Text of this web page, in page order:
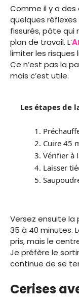
Comme il y a
quelques
fissurés, pâte qui
plan de travail. L’
limiter les risques
Ce n’est pas la
mais c’est utile.
Les étapes de
Cuire 45
Vérifier à
Laisser
Versez ensuite la
35 à 40 minutes.
pris, mais le
Je préfère le
continue de se
Cerises